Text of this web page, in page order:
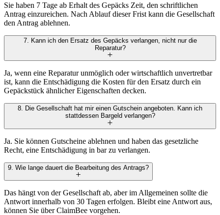
Sie haben 7 Tage ab Erhalt des Gepäcks Zeit, den schriftlichen
Antrag einzureichen. Nach Ablauf dieser Frist kann die Gesellschaft
den Antrag ablehnen.
7. Kann ich den Ersatz des Gepäcks verlangen, nicht nur die
Reparatur?
Ja, wenn eine Reparatur unmöglich oder wirtschaftlich unvertretbar
ist, kann die Entschädigung die Kosten für den Ersatz durch ein
Gepäckstück ähnlicher Eigenschaften decken.
8. Die Gesellschaft hat mir einen Gutschein angeboten. Kann ich
stattdessen Bargeld verlangen?
Ja. Sie können Gutscheine ablehnen und haben das gesetzliche
Recht, eine Entschädigung in bar zu verlangen.
9. Wie lange dauert die Bearbeitung des Antrags?
Das hängt von der Gesellschaft ab, aber im Allgemeinen sollte die
Antwort innerhalb von 30 Tagen erfolgen. Bleibt eine Antwort aus,
können Sie über ClaimBee vorgehen.